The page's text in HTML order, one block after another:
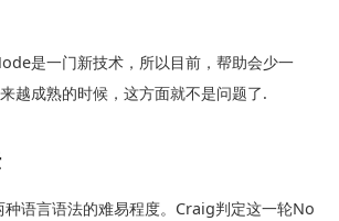
是一门新技术，所以目前，帮助会少一
越成熟的时候，这方面就不是问题了.
种语言语法的难易程度。Craig判定这一轮No